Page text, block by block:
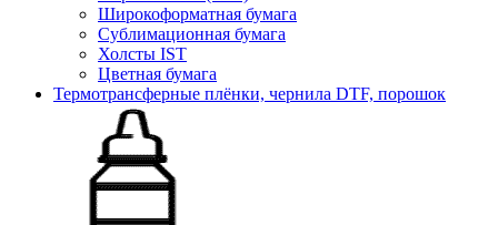
Широкоформатная бумага
Сублимационная бумага
Холсты IST
Цветная бумага
Термотрансферные плёнки, чернила DTF, порошок